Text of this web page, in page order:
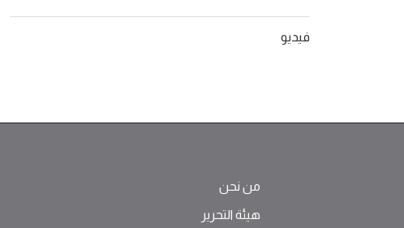
فيديو
من نحن
هيئة التحرير